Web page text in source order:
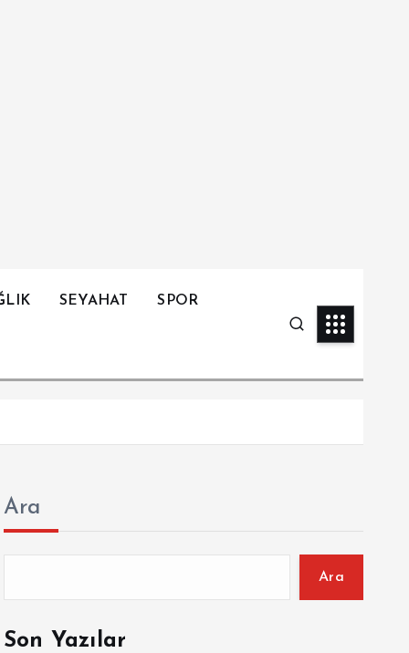
SEYAHAT SPOR
Ara
Ara
Son Yazılar